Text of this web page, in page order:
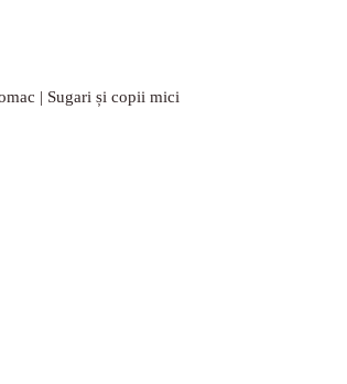
| Sugari și copii mici